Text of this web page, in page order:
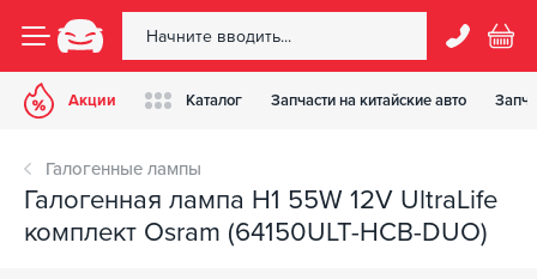
Акции Каталог Запчасти на китайские авто
Галогенные лампы
Галогенная лампа H1 55W 12V UltraLife
комплект Osram (64150ULT-HCB-DUO)